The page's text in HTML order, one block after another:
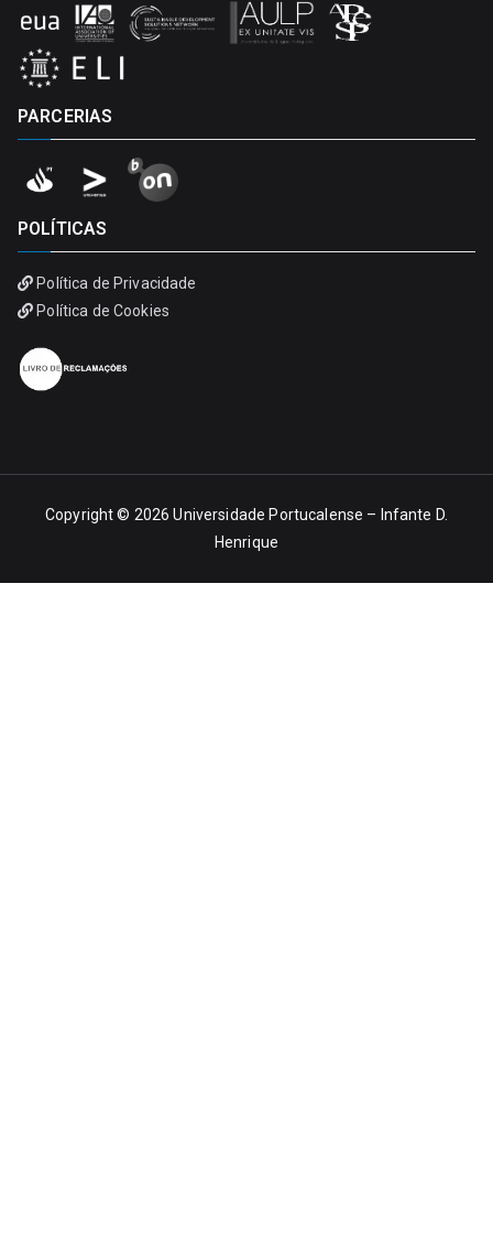
PARCERIAS
POLÍTICAS
Política de Privacidade
Política de Cookies
Copyright © 2026Universidade Portucalense – Infante D.
Henrique